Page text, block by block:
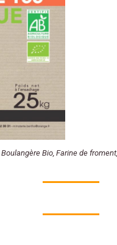
Boulangère Bio, Farine de froment,